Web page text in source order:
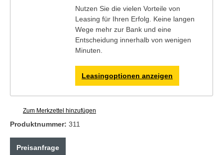
Nutzen Sie die vielen Vorteile von
Leasing für Ihren Erfolg. Keine langen
Wege mehr zur Bank und eine
Entscheidung innerhalb von wenigen
Minuten.
Leasingoptionen anzeigen
Zum Merkzettel hinzufügen
Produktnummer: 311
Preisanfrage